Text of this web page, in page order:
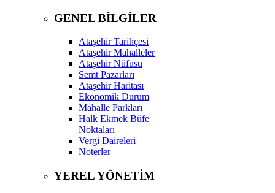
GENEL BİLGİLER
Ataşehir Tarihçesi
Ataşehir Mahalleler
Ataşehir Nüfusu
Semt Pazarları
Ataşehir Haritası
Ekonomik Durum
Mahalle Parkları
Halk Ekmek Büfe
Noktaları
Vergi Daireleri
Noterler
YEREL YÖNETİM